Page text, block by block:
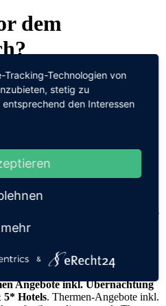
dem
Thermen- &
Startlöchern,
inklusive
Wellnesshotels sind corona-fit
wie aus einer Umfrage in
strengen Hygienekonzepten könnte
Schule machen.
Angebote inkl. Übernachtung
Hotels. Thermen-Angebote inkl.
Tracking-Technologien von
stetig zu
den Interessen
mehr
&